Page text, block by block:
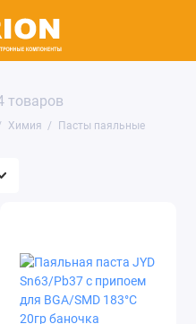
товаров
Химия Пасты паяльные